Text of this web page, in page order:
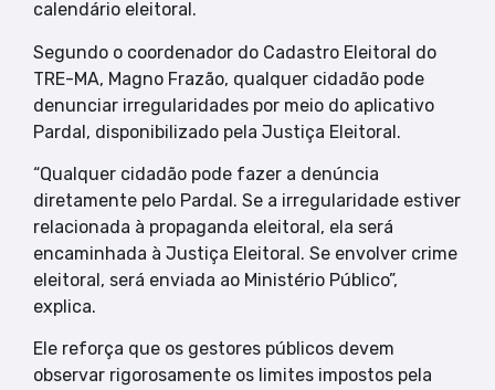
calendário eleitoral.
Segundo o coordenador do Cadastro Eleitoral do
TRE-MA, Magno Frazão, qualquer cidadão pode
denunciar irregularidades por meio do aplicativo
Pardal, disponibilizado pela Justiça Eleitoral.
“Qualquer cidadão pode fazer a denúncia
diretamente pelo Pardal. Se a irregularidade estiver
relacionada à propaganda eleitoral, ela será
encaminhada à Justiça Eleitoral. Se envolver crime
eleitoral, será enviada ao Ministério Público”,
explica.
Ele reforça que os gestores públicos devem
observar rigorosamente os limites impostos pela